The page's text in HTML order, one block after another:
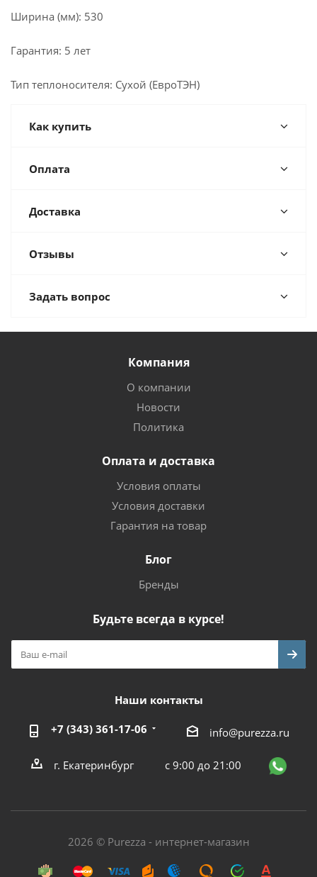
Ширина (мм): 530
Гарантия: 5 лет
Тип теплоносителя: Сухой (ЕвроТЭН)
Как купить
Оплата
Доставка
Отзывы
Задать вопрос
Компания
О компании
Новости
Политика
Оплата и доставка
Условия оплаты
Условия доставки
Гарантия на товар
Блог
Бренды
Будьте всегда в курсе!
Наши контакты
+7 (343) 361-17-06 info@purezza.ru
г. Екатеринбург с 9:00 до 21:00
2026 © Purezza - интернет-магазин